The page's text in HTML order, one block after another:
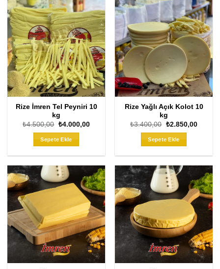
Rize İmren Tel Peyniri 10
kg
₺4.500,00 Orijinal
₺4.500,00.
₺4.000,00Şu
Sepete Ekle
Rize Yağlı Açık Kolot 10
kg
₺3.400,00 Orijinal
₺3.400,00.
₺2.850,00Şu
Sepete Ekle